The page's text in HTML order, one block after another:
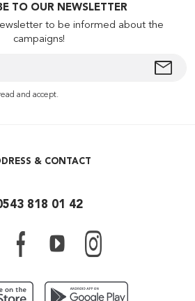
TO OUR NEWSLETTER
to be informed about the
campaigns!
and accept.
& CONTACT
818 01 42